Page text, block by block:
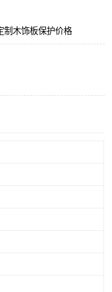
制木饰板保护价格